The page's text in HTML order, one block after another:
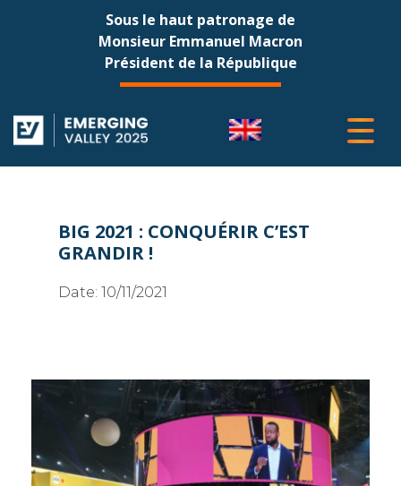
Sous le haut patronage de
Monsieur Emmanuel Macron
Président de la République
BIG 2021 : CONQUÉRIR C’EST
GRANDIR !
Date: 10/11/2021